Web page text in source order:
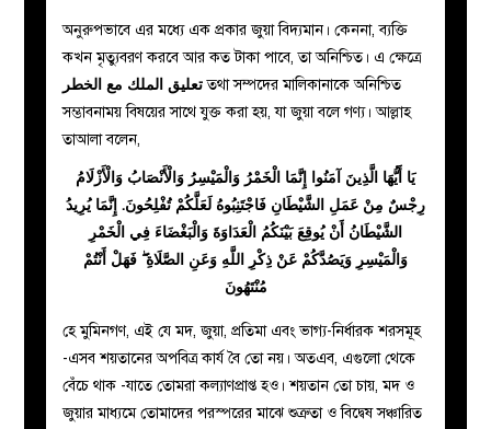
অনুরুপভাবে এর মধ্যে এক প্রকার জুয়া বিদ্যমান। কেননা, ব্যক্তি
কখন মৃত্যুবরণ করবে আর কত টাকা পাবে, তা অনিশ্চিত। এ ক্ষেত্রে
تعليق الملك مع الخطرতথা সম্পদের মালিকানাকে অনিশ্চিত
সম্ভাবনাময় বিষয়ের সাথে যুক্ত করা হয়, যা জুয়া বলে গণ্য। আল্লাহ
তাআলা বলেন,
يَا أَيُّهَا الَّذِينَ آمَنُوا إِنَّمَا الْخَمْرُ وَالْمَيْسِرُ وَالْأَنْصَابُ وَالْأَزْلَامُ
رِجْسٌ مِنْ عَمَلِ الشَّيْطَانِ فَاجْتَنِبُوهُ لَعَلَّكُمْ تُفْلِحُونَ. إِنَّمَا يُرِيدُ
الشَّيْطَانُ أَنْ يُوقِعَ بَيْنَكُمُ الْعَدَاوَةَ وَالْبَغْضَاءَ فِي الْخَمْرِ
وَالْمَيْسِرِ وَيَصُدَّكُمْ عَنْ ذِكْرِ اللَّهِ وَعَنِ الصَّلَاةِ ۖ فَهَلْ أَنْتُمْ
مُنْتَهُونَ
হে মুমিনগণ, এই যে মদ, জুয়া, প্রতিমা এবং ভাগ্য-নির্ধারক শরসমূহ
-এসব শয়তানের অপবিত্র কার্য বৈ তো নয়। অতএব, এগুলো থেকে
বেঁচে থাক -যাতে তোমরা কল্যাণপ্রাপ্ত হও। শয়তান তো চায়, মদ ও
জুয়ার মাধ্যমে তোমাদের পরস্পরের মাঝে শুত্রুতা ও বিদ্বেষ সঞ্চারিত